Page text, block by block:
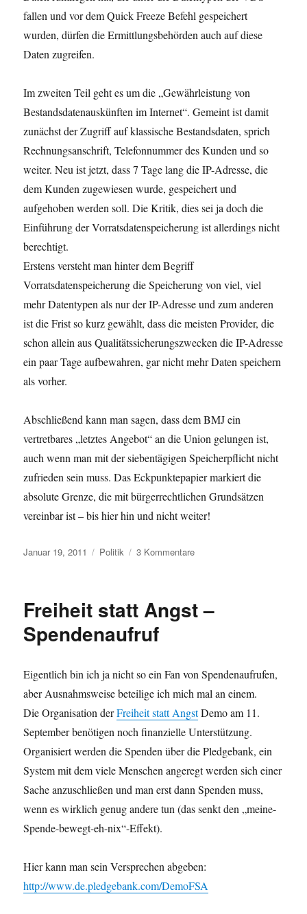
fallen und vor dem Quick Freeze Befehl gespeichert
wurden, dürfen die Ermittlungsbehörden auch auf diese
Daten zugreifen.
Im zweiten Teil geht es um die „Gewährleistung von
Bestandsdatenauskünften im Internet“. Gemeint ist damit
zunächst der Zugriff auf klassische Bestandsdaten, sprich
Rechnungsanschrift, Telefonnummer des Kunden und so
weiter. Neu ist jetzt, dass 7 Tage lang die IP-Adresse, die
dem Kunden zugewiesen wurde, gespeichert und
aufgehoben werden soll. Die Kritik, dies sei ja doch die
Einführung der Vorratsdatenspeicherung ist allerdings nicht
berechtigt.
Erstens versteht man hinter dem Begriff
Vorratsdatenspeicherung die Speicherung von viel, viel
mehr Datentypen als nur der IP-Adresse und zum anderen
ist die Frist so kurz gewählt, dass die meisten Provider, die
schon allein aus Qualitätssicherungszwecken die IP-Adresse
ein paar Tage aufbewahren, gar nicht mehr Daten speichern
als vorher.
Abschließend kann man sagen, dass dem BMJ ein
vertretbares „letztes Angebot“ an die Union gelungen ist,
auch wenn man mit der siebentägigen Speicherpflicht nicht
zufrieden sein muss. Das Eckpunktepapier markiert die
absolute Grenze, die mit bürgerrechtlichen Grundsätzen
vereinbar ist – bis hier hin und nicht weiter!
Veröffentlicht
Januar 19, 2011 Kategorien
Politik 3 Kommentarezu
nüchtern
Freiheit statt Angst –
Spendenaufruf
Eigentlich bin ich ja nicht so ein Fan von Spendenaufrufen,
aber Ausnahmsweise beteilige ich mich mal an einem.
Die Organisation derFreiheit statt AngstDemo am 11.
September benötigen noch finanzielle Unterstützung.
Organisiert werden die Spenden über die Pledgebank, ein
System mit dem viele Menschen angeregt werden sich einer
Sache anzuschließen und man erst dann Spenden muss,
wenn es wirklich genug andere tun (das senkt den „meine-
Spende-bewegt-eh-nix“-Effekt).
Hier kann man sein Versprechen abgeben:
http://www.de.pledgebank.com/DemoFSA